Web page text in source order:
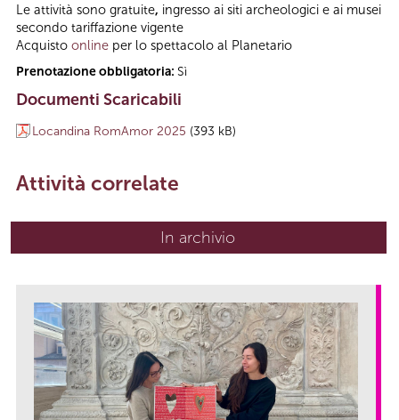
Le attività sono gratuite, ingresso ai siti archeologici e ai musei
secondo tariffazione vigente
Acquisto online per lo spettacolo al Planetario
Prenotazione obbligatoria: Sì
Documenti Scaricabili
Locandina RomAmor 2025 (393 kB)
Attività correlate
In archivio